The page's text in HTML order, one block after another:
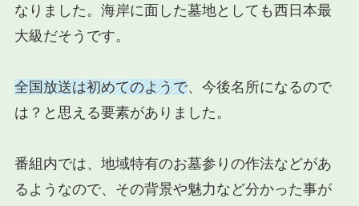
なりました。海岸に面した墓地としても西日本最
大級だそうです。
全国放送は初めてのようで、今後名所になるので
は？と思える要素がありました。
番組内では、地域特有のお墓参りの作法などがあ
るようなので、その背景や魅力など分かった事が